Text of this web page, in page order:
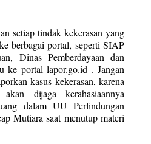
setiap tindak kekerasan yang
berbagai portal, seperti SIAP
Dinas Pemberdayaan dan
ke portal lapor.go.id . Jangan
kasus kekerasan, karena
dijaga kerahasiaannya
dalam UU Perlindungan
Mutiara saat menutup materi